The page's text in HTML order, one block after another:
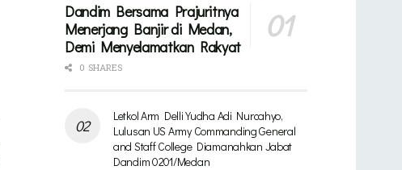
Dandim Bersama Prajuritnya
Menerjang Banjir di Medan,
Demi Menyelamatkan Rakyat
0 SHARES
Letkol Arm Delli Yudha Adi Nurcahyo,
Lulusan US Army Commanding General
and Staff College Diamanahkan Jabat
Dandim 0201/Medan